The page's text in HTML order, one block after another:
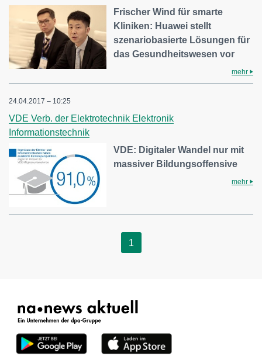
Frischer Wind für smarte
Kliniken: Huawei stellt
szenariobasierte Lösungen für
das Gesundheitswesen vor
mehr
24.04.2017 – 10:25
VDE Verb. der Elektrotechnik Elektronik
Informationstechnik
VDE: Digitaler Wandel nur mit
massiver Bildungsoffensive
mehr
1